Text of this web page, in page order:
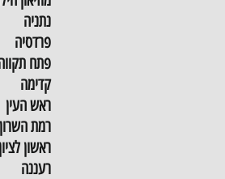
נתניה
פרדסיה
פתח
קדימה
ראש העין
רמת השרון
ראשון לציון
רעננה